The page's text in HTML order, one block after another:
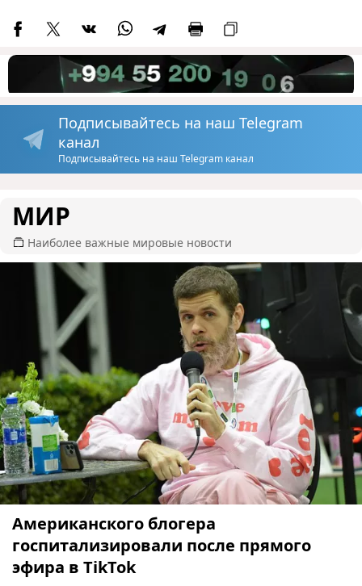
Подписывайтесь на наш Telegram
канал
Подписывайтесь на наш Telegram канал
МИР
Наиболее важные мировые новости
Американского блогера
госпитализировали после прямого
эфира в TikTok